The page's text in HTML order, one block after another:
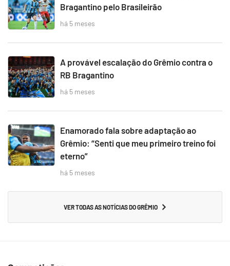
Bragantino pelo Brasileirão
há 5 meses
A provável escalação do Grêmio contra o
RB Bragantino
há 5 meses
Enamorado fala sobre adaptação ao
Grêmio: “Senti que meu primeiro treino foi
eterno”
há 5 meses
VER TODAS AS NOTÍCIAS DO GRÊMIO